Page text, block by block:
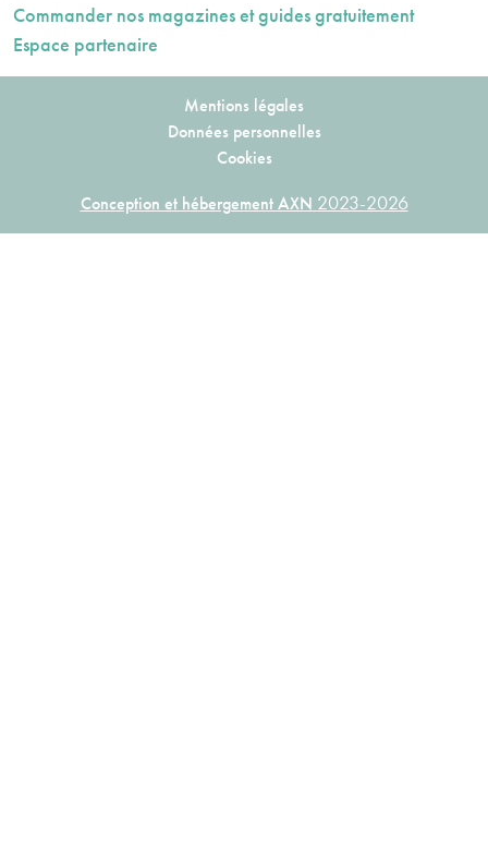
Commander nos magazines et guides gratuitement
Espace partenaire
Mentions légales
Données personnelles
Cookies
Conception et hébergement AXN 2023-2026